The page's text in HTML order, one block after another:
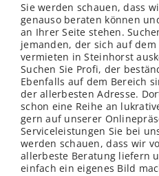
Sie werden schauen, dass
genauso beraten können
an Ihrer Seite stehen.
jemanden, der sich auf dem
vermieten in Steinhorst
Suchen Sie Profi, der
Ebenfalls auf dem Bereich
der allerbesten Adresse.
schon eine Reihe an
gern auf unserer
Serviceleistungen Sie bei
werden schauen, dass wir
allerbeste Beratung liefern
einfach ein eigenes Bild